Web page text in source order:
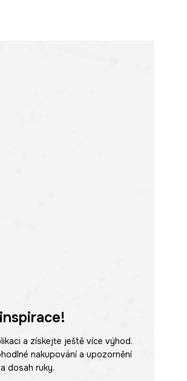
a získejte ještě více výhod.
nakupování a upozornění
dosah ruky.